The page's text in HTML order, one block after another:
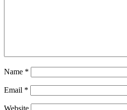
Name *
Email *
Website